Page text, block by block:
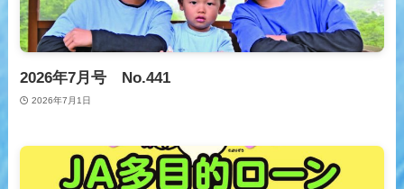
2026年7月号 No.441
2026年7月1日